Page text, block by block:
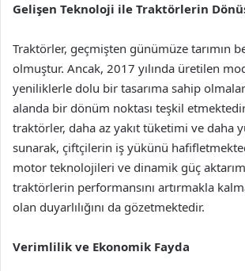
Gelişen Teknoloji ile Traktörlerin
Traktörler, geçmişten günümüze tarımın
olmuştur. Ancak, 2017 yılında üretilen
yeniliklerle dolu bir tasarıma sahip
alanda bir dönüm noktası teşkil
traktörler, daha az yakıt tüketimi ve daha
sunarak, çiftçilerin iş yükünü
motor teknolojileri ve dinamik güç
traktörlerin performansını artırmakla
olan duyarlılığını da gözetmektedir.
Verimlilik ve Ekonomik Fayda